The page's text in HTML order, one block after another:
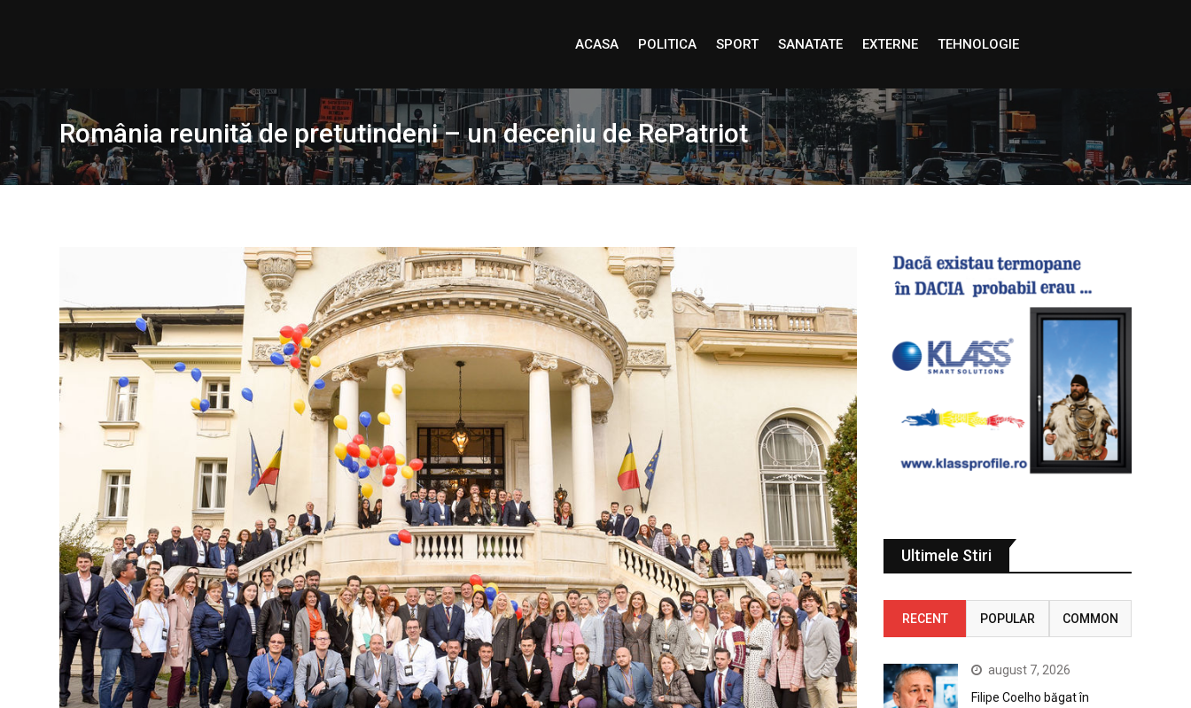
ACASA POLITICA SPORT SANATATE EXTERNE TEHNOLOGIE
România reunită de pretutindeni – un deceniu de RePatriot
Ultimele Stiri
RECENT POPULAR COMMON
august 7, 2026
Filipe Coelho băgat în